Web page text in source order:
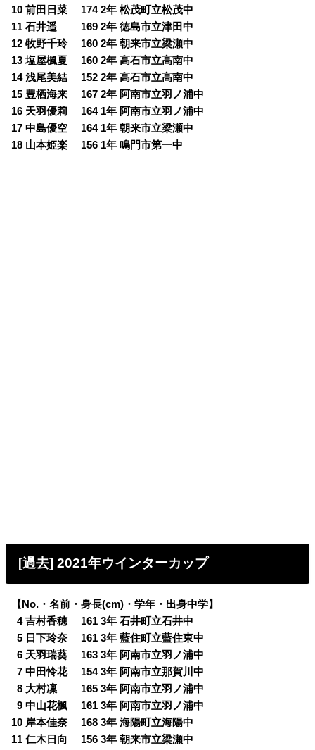
10 前田日菜 174 2年 松茂町立松茂中
11 石井遥 169 2年 徳島市立津田中
12 牧野千玲 160 2年 朝来市立梁瀬中
13 塩屋楓夏 160 2年 高石市立高南中
14 浅尾美結 152 2年 高石市立高南中
15 豊栖海来 167 2年 阿南市立羽ノ浦中
16 天羽優莉 164 1年 阿南市立羽ノ浦中
17 中島優空 164 1年 朝来市立梁瀬中
18 山本姫楽 156 1年 鳴門市第一中
[過去] 2021年ウインターカップ
【No.・名前・身長(cm)・学年・出身中学】
04 吉村香穂 161 3年 石井町立石井中
05 日下玲奈 161 3年 藍住町立藍住東中
06 天羽瑞葵 163 3年 阿南市立羽ノ浦中
07 中田怜花 154 3年 阿南市立那賀川中
08 大村凜 165 3年 阿南市立羽ノ浦中
09 中山花楓 161 3年 阿南市立羽ノ浦中
10 岸本佳奈 168 3年 海陽町立海陽中
11 仁木日向 156 3年 朝来市立梁瀬中